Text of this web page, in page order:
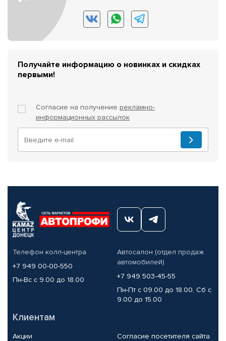
Получайте информацию о новинках и скидках
первыми!
Согласие на получение рекламно-
информационных рассылок
Телефон колл-центра
+7 949 00-00-550
Пн-Вс с 9.00 до 18.00
Автосалон (отдел продаж
автомобилей)
+7 949 503-45-55
Пн-Пт с 09.00 до 18.00, Сб с
9.00 до 15.00
Клиентам
Акции
Согласие посетителя сайта